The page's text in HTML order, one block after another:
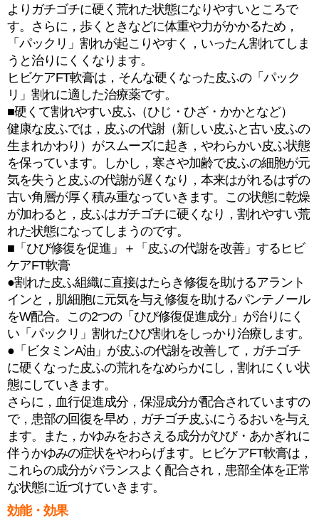
よりガチゴチに硬く荒れた状態になりやすいところで
す。さらに，歩くときなどに体重や力がかかるため，
「パックリ」割れが起こりやすく，いったん割れてしま
うと治りにくくなります。
ヒビケアFT軟膏は，そんな硬くなった皮ふの「パック
リ」割れに適した治療薬です。
■硬くて割れやすい皮ふ（ひじ・ひざ・かかとなど）
健康な皮ふでは，皮ふの代謝（新しい皮ふと古い皮ふの
生まれかわり）がスムーズに起き，やわらかい皮ふ状態
を保っています。しかし，寒さや加齢で皮ふの細胞が元
気を失うと皮ふの代謝が遅くなり，本来はがれるはずの
古い角層が厚く積み重なっていきます。この状態に乾燥
が加わると，皮ふはガチゴチに硬くなり，割れやすい荒
れた状態になってしまうのです。
■「ひび修復を促進」＋「皮ふの代謝を改善」するヒビ
ケアFT軟膏
●割れた皮ふ組織に直接はたらき修復を助けるアラント
インと，肌細胞に元気を与え修復を助けるパンテノール
をW配合。この2つの「ひび修復促進成分」が治りにく
い「パックリ」割れたひび割れをしっかり治療します。
●「ビタミンA油」が皮ふの代謝を改善して，ガチゴチ
に硬くなった皮ふの荒れをなめらかにし，割れにくい状
態にしていきます。
さらに，血行促進成分，保湿成分が配合されていますの
で，患部の回復を早め，ガチゴチ皮ふにうるおいを与え
ます。また，かゆみをおさえる成分がひび・あかぎれに
伴うかゆみの症状をやわらげます。ヒビケアFT軟膏は，
これらの成分がバランスよく配合され，患部全体を正常
な状態に近づけていきます。
効能・効果